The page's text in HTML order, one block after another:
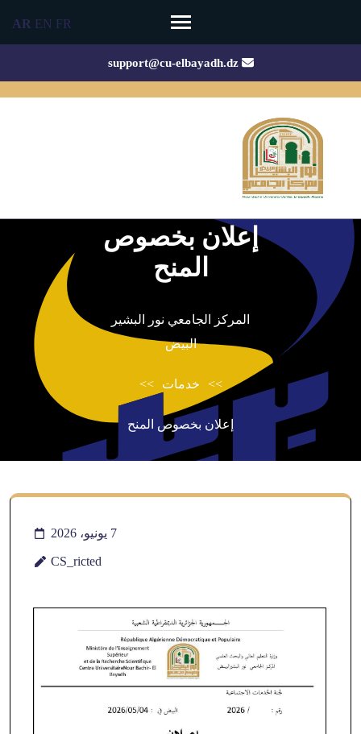
(Press
support@cu-elbayadh.dz
إعلان بخصوص
المنح
المركز الجامعي نور البشير
البيض
>> خدمات >>
إعلان بخصوص المنح
7 يونيو، 2026
CS_ricted
AR EN FR